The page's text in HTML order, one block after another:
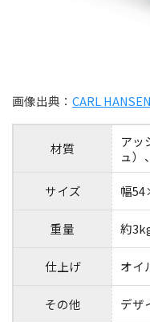
画像出典： CARL
材質
アッ
ュ）
サイズ 幅
重量 約
仕上げ オイ
その他 デザ